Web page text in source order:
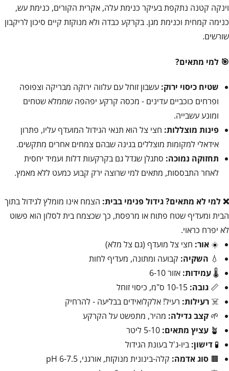
וינקה קטנה נתקפת בעיקר כנימת עלה, אקרית הקורים, כנימת עש,
כנימה קמחית וכנימת מגן. בקרקע כבדה ולא מנוקזת קיים סיכון לריקבון
שורשים.
🎯 למי מתאים?
שטיח כיסוי ירוק: עשבון זוחל עם עלווה ירוקה מבריקה וצפופה
ופרחים כוכביים עדינים - מכסה קרקע יפהפה שממלא שטחים
ומונע עשבייה.
פינות מוצללות: חצי צל הוא תנאי הגידול המועדף עליו, פתרון
אידאלי למקומות מוצללים בגינה שבהם צמחים אחרים מתקשים.
תחזוקה נמוכה: סתגלן שגדל גם בקרקעות דלות ועמיד יחסית
לאחר התבססות, מתאים למי שרוצה ירק קבוע כמעט ללא מאמץ.
❌ למי לא מתאים?גידול פנימי בבית: הצמח אינו מומלץ לגידול בתוך
הבית ומעדיף שטח פתוח או מרפסת, כך שכצמח בית לסלון הוא פשוט
לא יפרח כראוי.
☀️ אור: חצי צל מועדף (גם צל מלא)
💧 השקיה: קבועה ומתונה, מעדיף לחות
🌡️עמידות: אזור 6-10
📏 גובה: 10-15 ס"מ, כיסוי זוחל
☠️ רעילות: רעיל! אלקלואידים בבליעה - להרחיק
🌱 קצב גדילה: מהיר, מתפשט על הקרקע
🪴 עציץ מתאים: 5-10 ליטר
🧪 דישון: ביו-ג'ל בעונת הגידול
🟫 סוג אדמה: קלה-בינונית מנוקזת, אורגני, pH 6-7.5